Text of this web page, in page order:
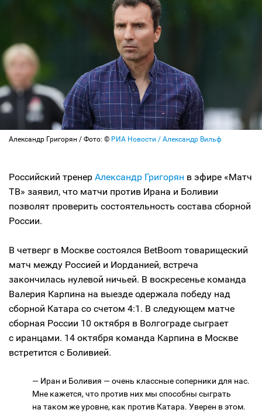
Александр Григорян / Фото: © РИА Новости / Александр Вильф
Российский тренер Александр Григорян в эфире «Матч
ТВ» заявил, что матчи против Ирана и Боливии
позволят проверить состоятельность состава сборной
России.
В четверг в Москве состоялся ВetBoom товарищеский
матч между Россией и Иорданией, встреча
закончилась нулевой ничьей. В воскресенье команда
Валерия Карпина на выезде одержала победу над
сборной Катара со счетом 4:1. В следующем матче
сборная России 10 октября в Волгограде сыграет
с иранцами. 14 октября команда Карпина в Москве
встретится с Боливией.
— Иран и Боливия — очень классные соперники для нас.
Мне кажется, что против них мы способны сыграть
на таком же уровне, как против Катара. Уверен в этом.